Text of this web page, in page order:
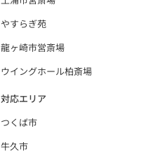
やすらぎ苑
龍ヶ崎市営斎場
ウイングホール柏斎場
対応エリア
つくば市
牛久市